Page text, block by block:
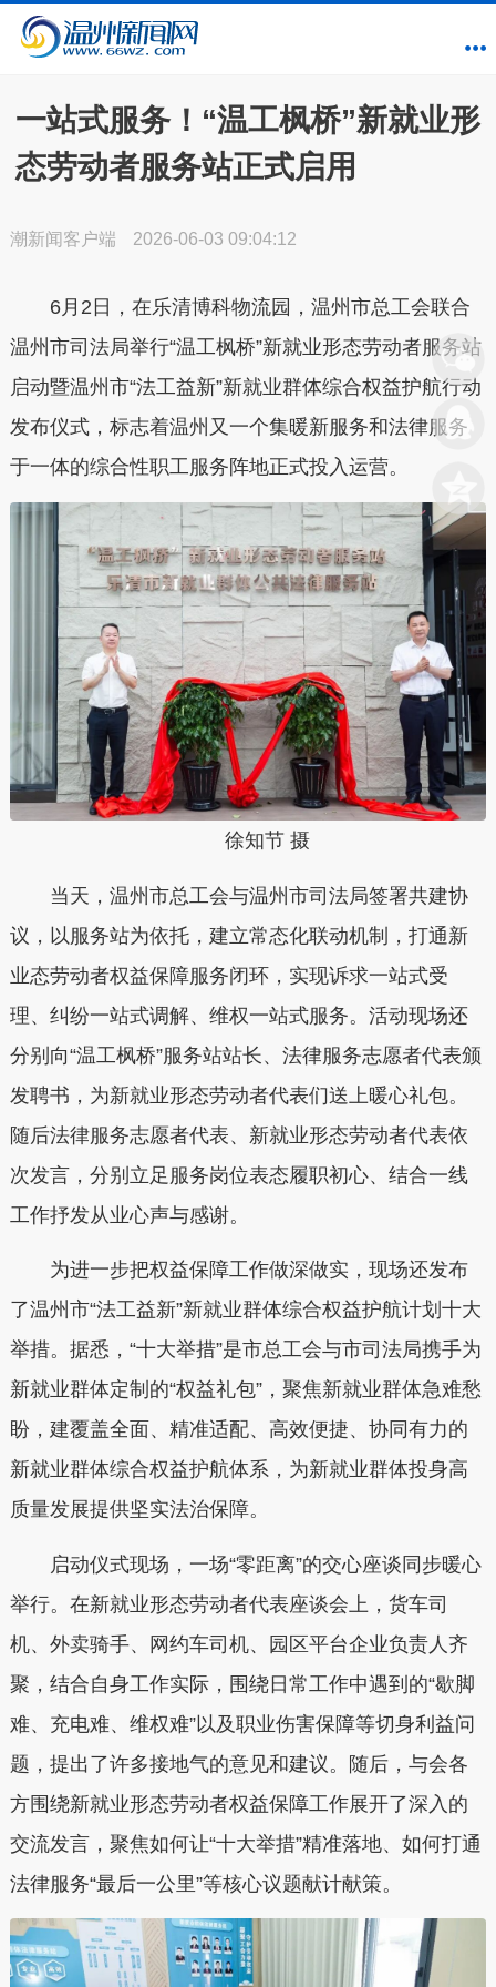
一站式服务！“温工枫桥”新就业形
态劳动者服务站正式启用
潮新闻客户端 2026-06-03 09:04:12
6月2日，在乐清博科物流园，温州市总工会联合
温州市司法局举行“温工枫桥”新就业形态劳动者服务站
启动暨温州市“法工益新”新就业群体综合权益护航行动
发布仪式，标志着温州又一个集暖新服务和法律服务
于一体的综合性职工服务阵地正式投入运营。
徐知节 摄
当天，温州市总工会与温州市司法局签署共建协
议，以服务站为依托，建立常态化联动机制，打通新
业态劳动者权益保障服务闭环，实现诉求一站式受
理、纠纷一站式调解、维权一站式服务。活动现场还
分别向“温工枫桥”服务站站长、法律服务志愿者代表颁
发聘书，为新就业形态劳动者代表们送上暖心礼包。
随后法律服务志愿者代表、新就业形态劳动者代表依
次发言，分别立足服务岗位表态履职初心、结合一线
工作抒发从业心声与感谢。
为进一步把权益保障工作做深做实，现场还发布
了温州市“法工益新”新就业群体综合权益护航计划十大
举措。据悉，“十大举措”是市总工会与市司法局携手为
新就业群体定制的“权益礼包”，聚焦新就业群体急难愁
盼，建覆盖全面、精准适配、高效便捷、协同有力的
新就业群体综合权益护航体系，为新就业群体投身高
质量发展提供坚实法治保障。
启动仪式现场，一场“零距离”的交心座谈同步暖心
举行。在新就业形态劳动者代表座谈会上，货车司
机、外卖骑手、网约车司机、园区平台企业负责人齐
聚，结合自身工作实际，围绕日常工作中遇到的“歇脚
难、充电难、维权难”以及职业伤害保障等切身利益问
题，提出了许多接地气的意见和建议。随后，与会各
方围绕新就业形态劳动者权益保障工作展开了深入的
交流发言，聚焦如何让“十大举措”精准落地、如何打通
法律服务“最后一公里”等核心议题献计献策。